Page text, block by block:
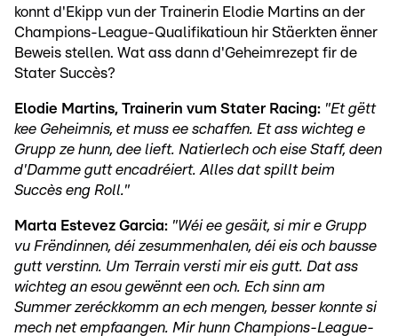
konnt d'Ekipp vun der Trainerin Elodie Martins an der
Champions-League-Qualifikatioun hir Stäerkten ënner
Beweis stellen. Wat ass dann d'Geheimrezept fir de
Stater Succès?
Elodie Martins, Trainerin vum Stater Racing: "Et gëtt
kee Geheimnis, et muss ee schaffen. Et ass wichteg e
Grupp ze hunn, dee lieft. Natierlech och eise Staff, deen
d'Damme gutt encadréiert. Alles dat spillt beim
Succès eng Roll."
Marta Estevez Garcia: "Wéi ee gesäit, si mir e Grupp
vu Frëndinnen, déi zesummenhalen, déi eis och bausse
gutt verstinn. Um Terrain versti mir eis gutt. Dat ass
wichteg an esou gewënnt een och. Ech sinn am
Summer zeréckkomm an ech mengen, besser konnte si
mech net empfaangen. Mir hunn Champions-League-